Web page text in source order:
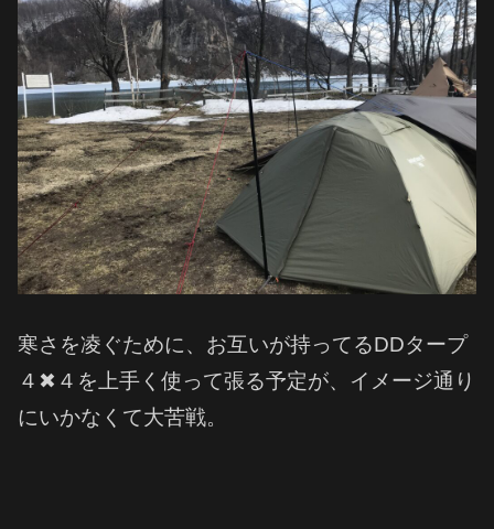
寒さを凌ぐために、お互いが持ってるDDタープ
４✖︎４を上手く使って張る予定が、イメージ通り
にいかなくて大苦戦。